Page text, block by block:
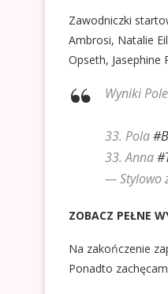
Zawodniczki
Ambrosi, Natalie
Opseth, Jasephine
Wyniki
33. Pola
33. Anna
— Stylowo
ZOBACZ PEŁNE
Na zakończenie
Ponadto